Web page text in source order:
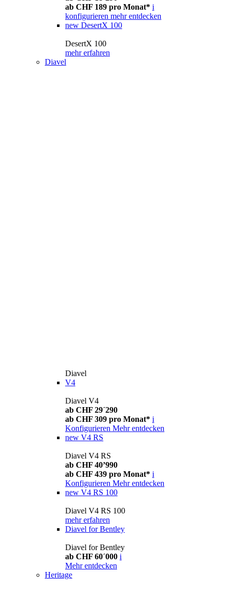
ab CHF 189 pro Monat* i
konfigurieren mehr entdecken
new DesertX 100
DesertX 100
mehr erfahren
Diavel
Diavel
V4
Diavel V4
ab CHF 29´290
ab CHF 309 pro Monat* i
Konfigurieren Mehr entdecken
new V4 RS
Diavel V4 RS
ab CHF 40’990
ab CHF 439 pro Monat* i
Konfigurieren Mehr entdecken
new V4 RS 100
Diavel V4 RS 100
mehr erfahren
Diavel for Bentley
Diavel for Bentley
ab CHF 60´000 i
Mehr entdecken
Heritage